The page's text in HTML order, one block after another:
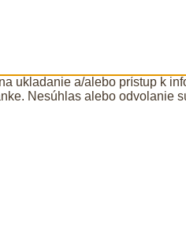
ukladanie a/alebo prístup k
Nesúhlas alebo odvolanie